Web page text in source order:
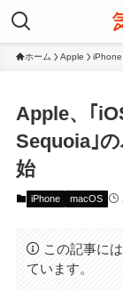
ホーム Apple iPhone
Apple、｢
Sequoia｣
始
iPhone macOS
この記事に
ています。